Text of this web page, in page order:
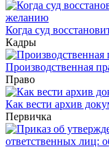
Когда суд
Кадры
Производственная
Право
Как вести архив
Первичка